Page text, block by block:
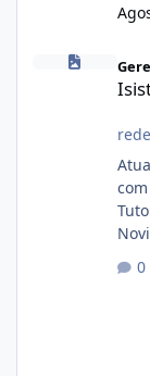
Isistem 9.8 API
Atualização!
com
Novidades: Api